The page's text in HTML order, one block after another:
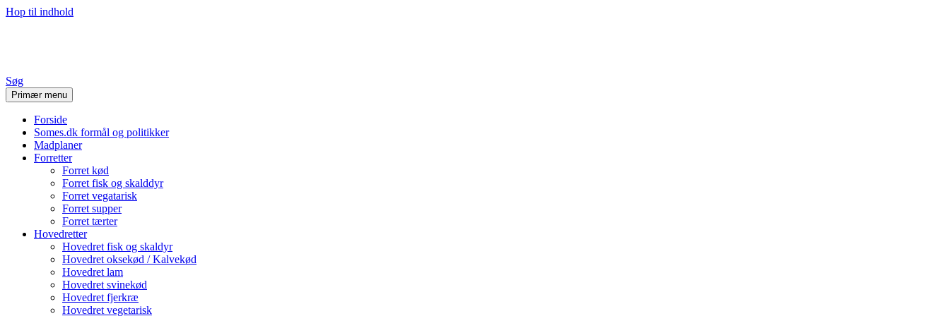
Hop til indhold
Søg
Primær menu
Forside
Somes.dk formål og politikker
Madplaner
Forretter
Forret kød
Forret fisk og skalddyr
Forret vegatarisk
Forret supper
Forret tærter
Hovedretter
Hovedret fisk og skaldyr
Hovedret oksekød / Kalvekød
Hovedret lam
Hovedret svinekød
Hovedret fjerkræ
Hovedret vegetarisk